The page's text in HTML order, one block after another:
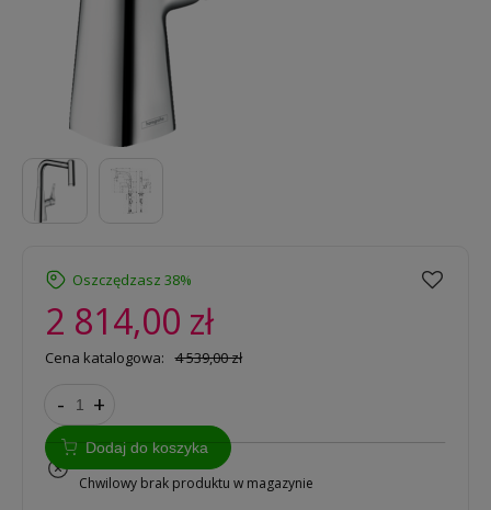
Oszczędzasz 38%
2 814,00 zł
Cena katalogowa: 4 539,00 zł
- +
Dodaj do koszyka
Chwilowy brak produktu w magazynie